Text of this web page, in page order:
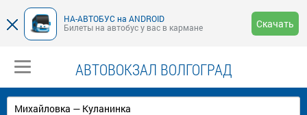
НА-АВТОБУС на ANDROID
Билеты на автобус у вас в кармане
Скачать
АВТОВОКЗАЛ ВОЛГОГРАД